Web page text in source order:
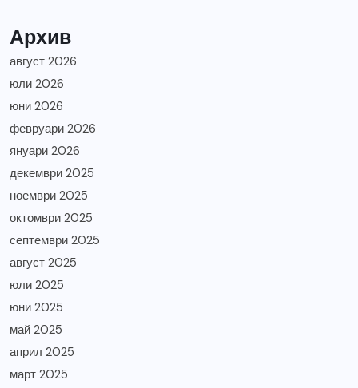
Архив
август 2026
юли 2026
юни 2026
февруари 2026
януари 2026
декември 2025
ноември 2025
октомври 2025
септември 2025
август 2025
юли 2025
юни 2025
май 2025
април 2025
март 2025